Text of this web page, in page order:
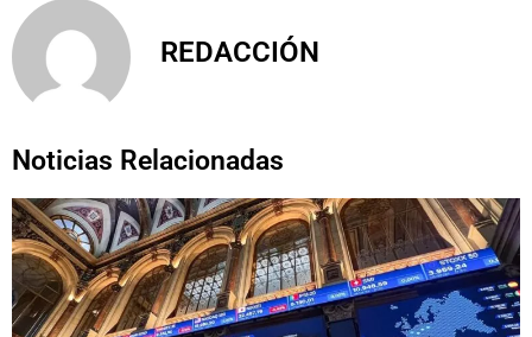
REDACCIÓN
Noticias Relacionadas